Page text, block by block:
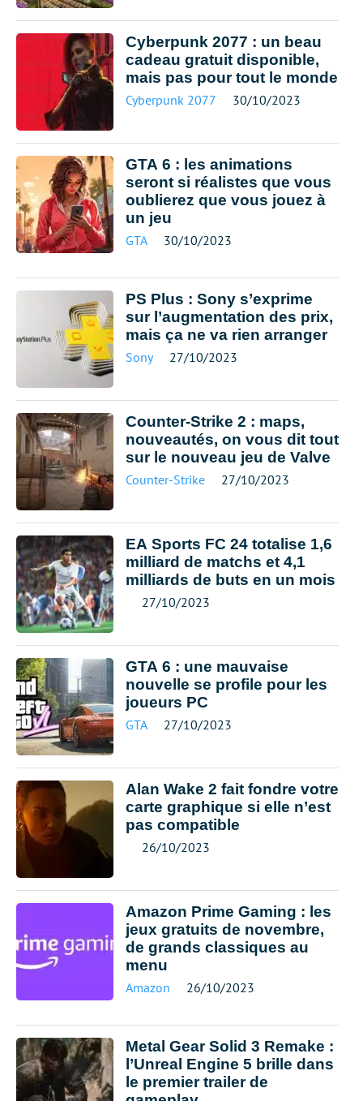
Cyberpunk 2077 : un beau
cadeau gratuit disponible,
mais pas pour tout le monde
Cyberpunk 2077 30/10/2023
GTA 6 : les animations
seront si réalistes que vous
oublierez que vous jouez à
un jeu
GTA 30/10/2023
PS Plus : Sony s’exprime
sur l’augmentation des prix,
mais ça ne va rien arranger
Sony 27/10/2023
Counter-Strike 2 : maps,
nouveautés, on vous dit tout
sur le nouveau jeu de Valve
Counter-Strike 27/10/2023
EA Sports FC 24 totalise 1,6
milliard de matchs et 4,1
milliards de buts en un mois
27/10/2023
GTA 6 : une mauvaise
nouvelle se profile pour les
joueurs PC
GTA 27/10/2023
Alan Wake 2 fait fondre votre
carte graphique si elle n’est
pas compatible
26/10/2023
Amazon Prime Gaming : les
jeux gratuits de novembre,
de grands classiques au
menu
Amazon 26/10/2023
Metal Gear Solid 3 Remake :
l’Unreal Engine 5 brille dans
le premier trailer de